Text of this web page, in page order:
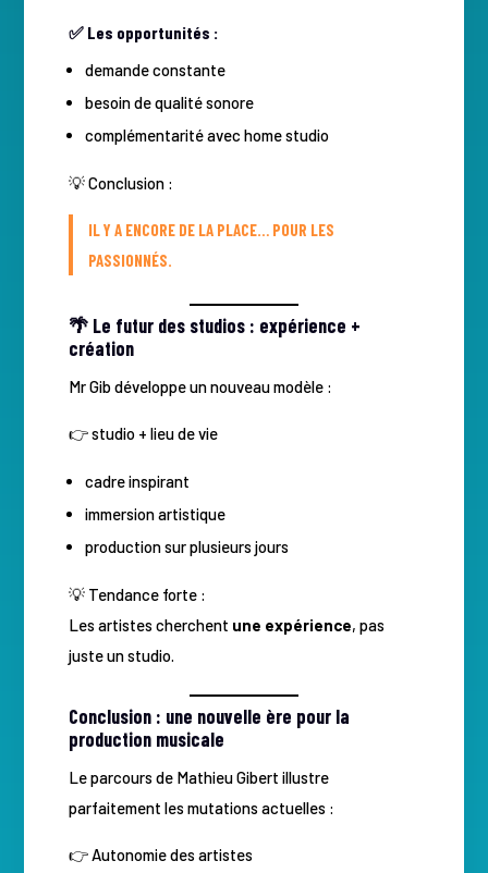
✅ Les opportunités :
demande constante
besoin de qualité sonore
complémentarité avec home studio
💡 Conclusion :
IL Y A ENCORE DE LA PLACE… POUR LES
PASSIONNÉS.
🌴 Le futur des studios : expérience +
création
Mr Gib développe un nouveau modèle :
👉 studio + lieu de vie
cadre inspirant
immersion artistique
production sur plusieurs jours
💡 Tendance forte :
Les artistes cherchent une expérience, pas
juste un studio.
Conclusion : une nouvelle ère pour la
production musicale
Le parcours de Mathieu Gibert illustre
parfaitement les mutations actuelles :
👉 Autonomie des artistes